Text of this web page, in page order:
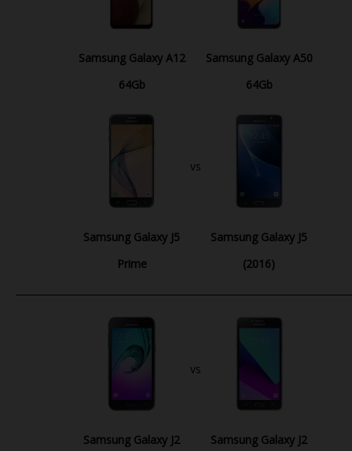
Samsung Galaxy A12
64Gb
Samsung Galaxy A50
64Gb
Samsung Galaxy J5
Prime
vs
Samsung Galaxy J5
(2016)
Samsung Galaxy J2
vs
Samsung Galaxy J2